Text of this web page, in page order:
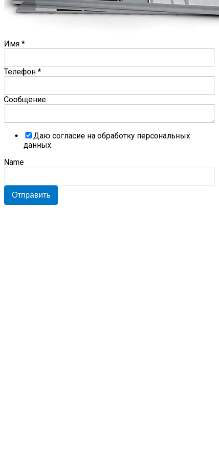
Имя *
Телефон *
Сообщение
Даю согласие на обработку персональных
данных
Name
Отправить